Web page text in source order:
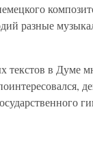
разные
текстов в Думе